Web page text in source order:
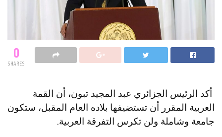
0
SHARES
أكد الرئيس الجزائري عبد المجيد تبون، أن القمة
العربية المقرر أن تستضيفها بلاده العام المقبل، ستكون
جامعة وشاملة ولن تكرس التفرقة العربية.